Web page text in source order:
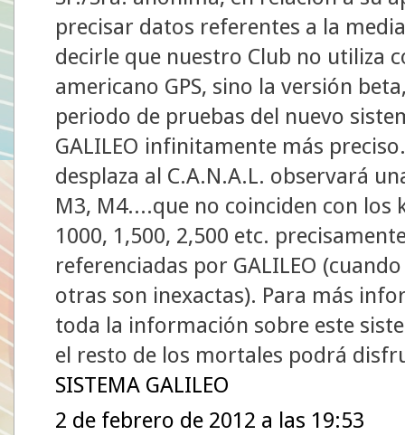
precisar datos referentes a la
decirle que nuestro Club no utiliza
americano GPS, sino la versión
periodo de pruebas del nuevo
GALILEO infinitamente más
desplaza al C.A.N.A.L. observará
M3, M4....que no coinciden con
1000, 1,500, 2,500 etc.
referenciadas por GALILEO
otras son inexactas). Para más
toda la información sobre este
el resto de los mortales podrá
SISTEMA GALILEO
2 de febrero de 2012 a las 19:53